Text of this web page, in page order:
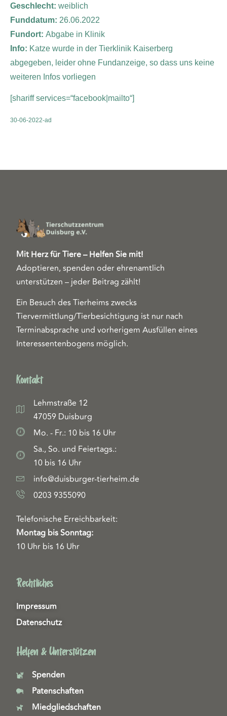
Geschlecht: weiblich
Funddatum: 26.06.2022
Fundort: Abgabe in Klinik
Info: Katze wurde in der Tierklinik Kaiserberg
abgegeben, leider ohne Fundanzeige, so dass uns keine
weiteren Infos vorliegen
[shariff services=“facebook|mailto“]
30-06-2022-ad
Mit Herz für Tiere – Helfen Sie mit!
Adoptieren, spenden oder ehrenamtlich
unterstützen – jeder Beitrag zählt!
Ein Besuch des Tierheims zwecks
Tiervermittlung/Tierbesichtigung ist nur nach
Terminabsprache und vorherigem Ausfüllen eines
Interessentenbogens möglich.
Kontakt
Lehmstraße 12
47059 Duisburg
Mo. - Fr.: 10 bis 16 Uhr
Sa., So. und Feiertags.:
10 bis 16 Uhr
info@duisburger-tierheim.de
0203 9355090
Telefonische Erreichbarkeit:
Montag bis Sonntag:
10 Uhr bis 16 Uhr
Rechtliches
Impressum
Datenschutz
Helfen & Unterstützen
Spenden
Patenschaften
Miedgliedschaften